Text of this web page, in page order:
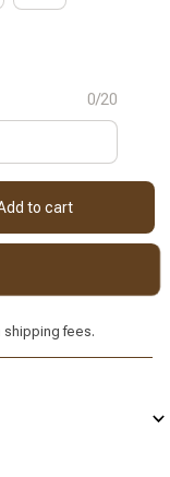
0/20
to cart
fees.